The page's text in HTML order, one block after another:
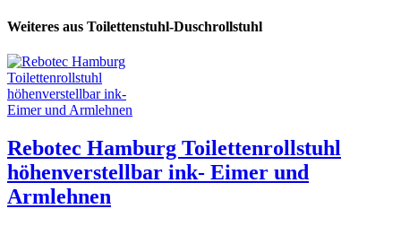
Weiteres aus Toilettenstuhl-Duschrollstuhl
Rebotec Hamburg Toilettenrollstuhl
höhenverstellbar ink- Eimer und
Armlehnen